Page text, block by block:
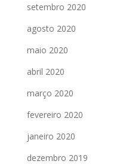
setembro 2020
agosto 2020
maio 2020
abril 2020
março 2020
fevereiro 2020
janeiro 2020
dezembro 2019